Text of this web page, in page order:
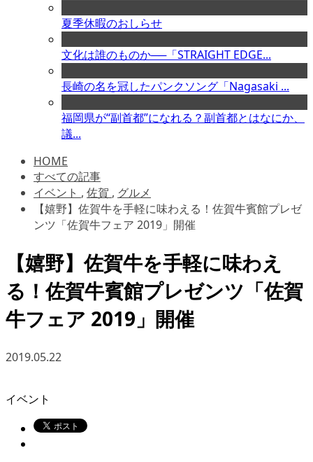
夏季休暇のおしらせ
文化は誰のものか──「STRAIGHT EDGE...
長崎の名を冠したパンクソング「Nagasaki ...
福岡県が“副首都”になれる？副首都とはなにか、
議...
HOME
すべての記事
イベント , 佐賀 , グルメ
【嬉野】佐賀牛を手軽に味わえる！佐賀牛賓館プレゼ
ンツ「佐賀牛フェア 2019」開催
【嬉野】佐賀牛を手軽に味わえ
る！佐賀牛賓館プレゼンツ「佐賀
牛フェア 2019」開催
2019.05.22
イベント